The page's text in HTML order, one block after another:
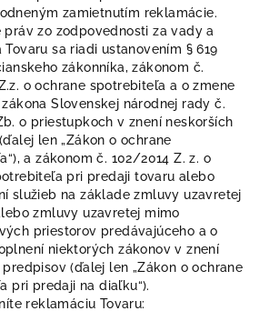
zamietnutím reklamácie.
práv zo zodpovednosti za vady a
Tovaru sa riadi ustanovením § 619
zákonníka, zákonom č.
o ochrane spotrebiteľa a o zmene
Slovenskej národnej rady č.
o priestupkoch v znení neskorších
len „Zákon o ochrane
a zákonom č. 102/2014 Z. z. o
pri predaji tovaru alebo
služieb na základe zmluvy uzavretej
zmluvy uzavretej mimo
priestorov predávajúceho a o
niektorých zákonov v znení
(ďalej len „Zákon o ochrane
pri predaji na diaľku“).
reklamáciu Tovaru: